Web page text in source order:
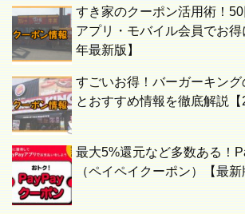
すき家のクーポン活用術！
アプリ・モバイル会員でお
年最新版】
すごいお得！バーガーキン
とおすすめ情報を徹底解説
最大5%還元など多数ある！
（ペイペイクーポン）【最新